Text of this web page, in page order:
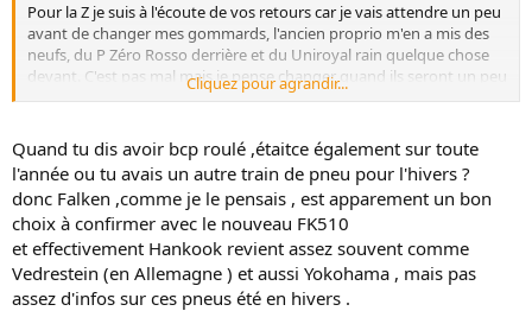
Pour la Z je suis à l'écoute de vos retours car je vais attendre un peu
avant de changer mes gommards, l'ancien proprio m'en a mis des
neufs, du P Zéro Rosso derrière et du Uniroyal rain quelque chose
devant. C'est pas mal mais je pense changer quand ils seront un peu
usés et mettre les mêmes aux 4 coins. Le Falken FK510 doit être
bien du Hankook (ventus je crois)
Cliquez pour agrandir...
Quand tu dis avoir bcp roulé ,étaitce également sur toute
l'année ou tu avais un autre train de pneu pour l'hivers ?
donc Falken ,comme je le pensais , est apparement un bon
choix à confirmer avec le nouveau FK510
et effectivement Hankook revient assez souvent comme
Vedrestein (en Allemagne ) et aussi Yokohama , mais pas
assez d'infos sur ces pneus été en hivers .